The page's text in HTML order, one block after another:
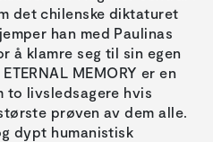
det chilenske diktaturet
han med Paulinas
å klamre seg til sin egen
MEMORY er en
to livsledsagere hvis
prøven av dem alle.
dypt humanistisk